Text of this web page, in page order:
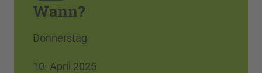
Wann?
Donnerstag
10. April 2025